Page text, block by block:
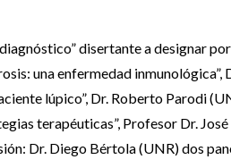
diagnóstico” disertante a designar
una enfermedad inmunológica”,
lúpico”, Dr. Roberto Parodi
terapéuticas”, Profesor Dr.
Dr. Diego Bértola (UNR) dos